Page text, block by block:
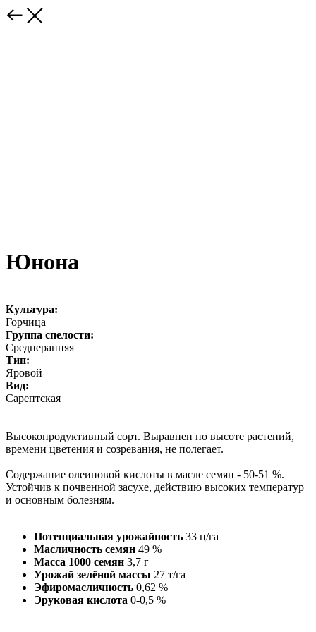
Юнона
Культура:
Горчица
Группа спелости:
Среднеранняя
Тип:
Яровой
Вид:
Сарептская
Высокопродуктивный сорт. Выравнен по высоте растений,
времени цветения и созревания, не полегает.
Содержание олеиновой кислоты в масле семян - 50-51 %.
Устойчив к почвенной засухе, действию высоких температур
и основным болезням.
Потенциальная урожайность 33 ц/га
Масличность семян 49 %
Масса 1000 семян 3,7 г
Урожай зелёной массы 27 т/га
Эфиромасличность 0,62 %
Эруковая кислота 0-0,5 %